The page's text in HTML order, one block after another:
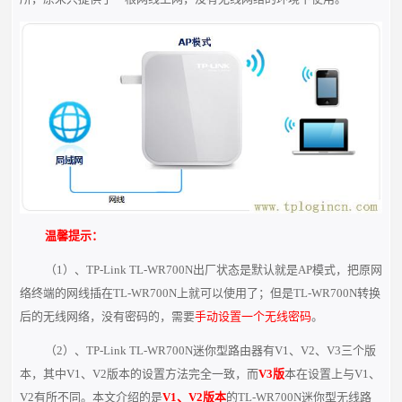
温馨提示：
（1）、TP-Link TL-WR700N出厂状态是默认就是AP模式，把原网
络终端的网线插在TL-WR700N上就可以使用了；但是TL-WR700N转换
后的无线网络，没有密码的，需要手动设置一个无线密码。
（2）、TP-Link TL-WR700N迷你型路由器有V1、V2、V3三个版
本，其中V1、V2版本的设置方法完全一致，而V3版本在设置上与V1、
V2有所不同。本文介绍的是V1、V2版本的TL-WR700N迷你型无线路